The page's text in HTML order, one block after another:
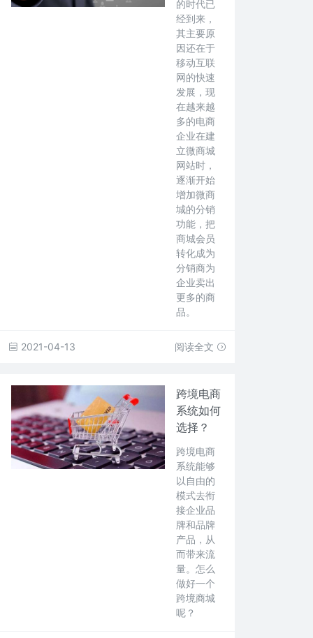
的时代已
经到来，
其主要原
因还在于
移动互联
网的快速
发展，现
在越来越
多的电商
企业在建
立微商城
网站时，
逐渐开始
增加微商
城的分销
功能，把
商城会员
转化成为
分销商为
企业卖出
更多的商
品。
2021-04-13 阅读全文
跨境电商
系统如何
选择？
跨境电商
系统能够
以自由的
模式去衔
接企业品
牌和品牌
产品，从
而带来流
量。怎么
做好一个
跨境商城
呢？